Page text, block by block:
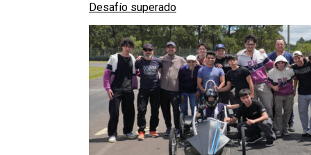
Desafío superado